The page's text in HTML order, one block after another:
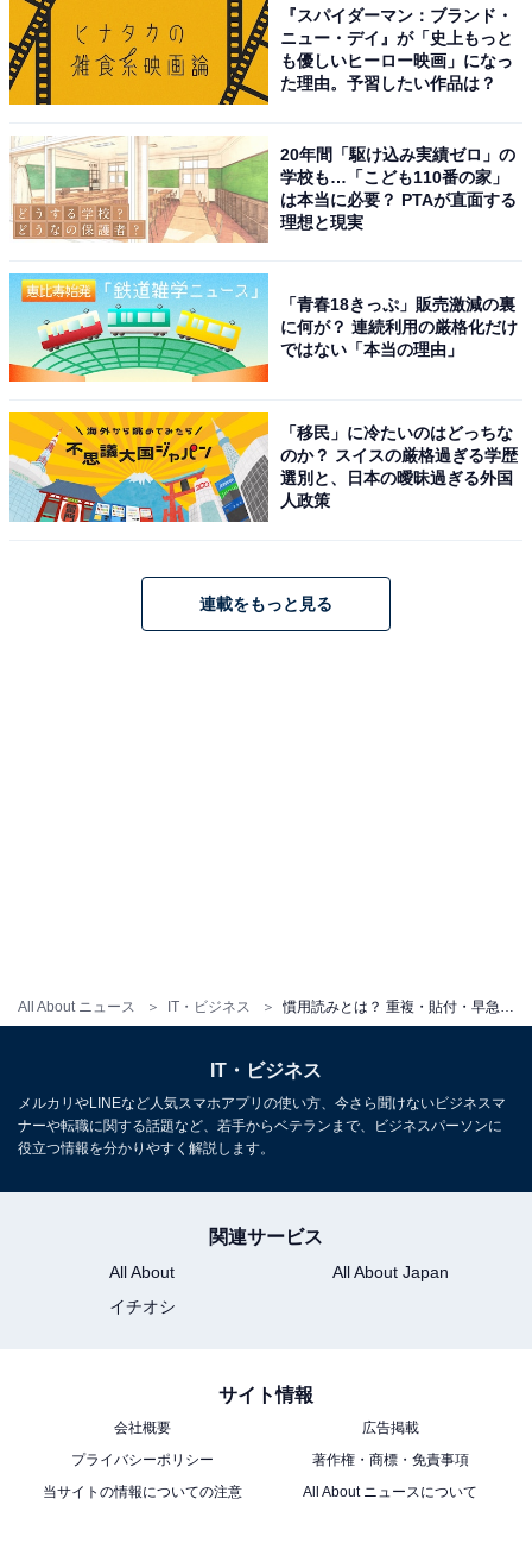
All About ニュース IT・ビジネス
「重」が「ちょう」と読むより「じゅう」と読むことが
多いため混同されたと考えられます。
「重複」の読み方は「ちょうふく」「じゅうふく」どっ
ちが正しい？
慣用読み（2）貼付（ちょうふ・てんぷ）
本来の読み方は「ちょうふ」です。「てんぷ」は慣用読
みです。貼付の意味は貼り付けることで、添え付けると
いうよく似た意味を持つ「添付（てんぷ）」と間違えら
と読むのが正しいのですが、「店」「点」などを「て
ん」と読むことから、似ている文字で読み方が混同した
ともいわれています。
慣用読み（3）早急（さっきゅう・そうきゅう）
慣用読み（4）出生（しゅっしょう・しゅっせい）
本来の読み方は「しゅっしょう」で、慣用読みが「しゅ
っせい」です。戸籍関係では「出生届」（しゅっしょう
とどけ）や出生率（しゅっしょうりつ）のように「しゅ
味は、人が生まれること、ある土地、環境、家柄の生ま
れであることです。
本来の読み方は「いそん」で、慣用読みが「いぞん」で
ため、2014年以降「いぞん」を優先させる読みとして変
『スパイダーマン：ブランド・
ニュー・デイ』が「史上もっと
も優しいヒーロー映画」になっ
た理由。予習したい作品は？
20年間「駆け込み実績ゼロ」の
学校も…「こども110番の家」
は本当に必要？ PTAが直面する
理想と現実
「青春18きっぷ」販売激減の裏
に何が？ 連続利用の厳格化だけ
ではない「本当の理由」
「移民」に冷たいのはどっちな
のか？ スイスの厳格過ぎる学歴
選別と、日本の曖昧過ぎる外国
人政策
連載をもっと見る
IT・ビジネス
メルカリやLINEなど人気スマホアプリの使い方、今さら聞けないビジネスマ
ナーや転職に関する話題など、若手からベテランまで、ビジネスパーソンに
役立つ情報を分かりやすく解説します。
関連サービス
All About
All About Japan
イチオシ
サイト情報
会社概要
広告掲載
プライバシーポリシー
著作権・商標・免責事項
当サイトの情報についての注意
All About ニュースについて